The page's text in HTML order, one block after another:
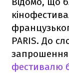
PARIS. До
фестивалю